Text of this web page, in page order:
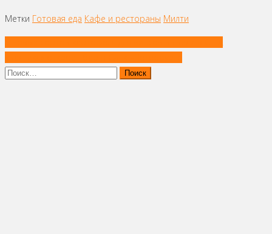
Метки Готовая еда Кафе и рестораны Милти
записям
Найти: